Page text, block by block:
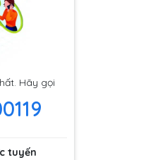
Hãy gọi
tuyến